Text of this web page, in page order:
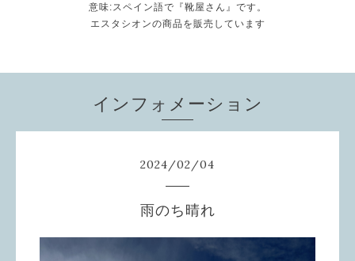
意味:スペイン語で『靴屋さん』です。
エスタシオンの商品を販売しています
インフォメーション
2024/02/04
雨のち晴れ